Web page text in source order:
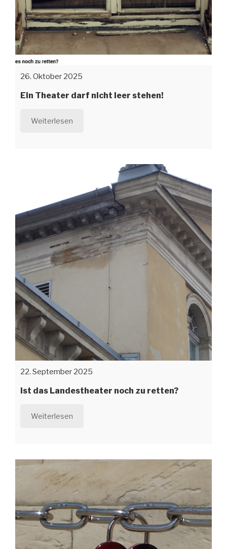
26. Oktober 2025
Ein Theater darf nicht leer stehen!
Weiterlesen
22. September 2025
Ist das Landestheater noch zu retten?
Weiterlesen